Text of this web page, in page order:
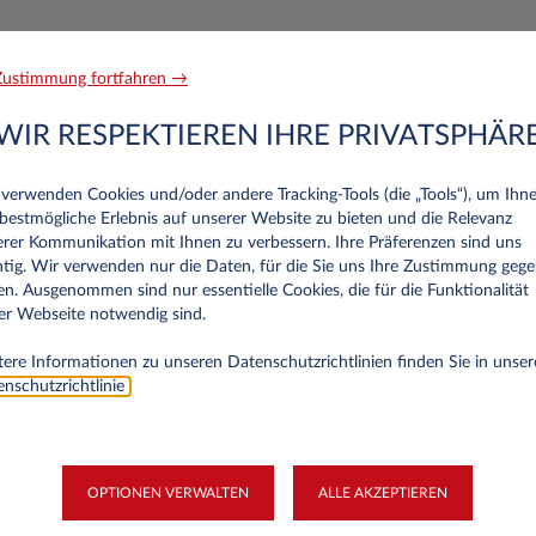
Deshalb respektieren wir den Datenschutz und informieren Sie über
Rechte.
beschreibt, welche personenbezogenen Daten Leasys bei der Nutzung
Personenbezogene Daten sind alle Informationen über persönliche
natürlichen Person.
fortfahren →
RESPEKTIEREN IHRE
Cookies und/oder andere Tracking‑Tools (die „Tools“), um
Erlebnis auf unserer Website zu bieten und die Relevanz
Kommunikation mit Ihnen zu verbessern. Ihre Präferenzen sind uns
Wir verwenden nur die Daten, für die Sie uns Ihre Zustimmung
Ausgenommen sind nur essentielle Cookies, die für die Funktionalität
Webseite notwendig sind.
Informationen zu unseren Datenschutzrichtlinien finden Sie in
OPTIONEN VERWALTEN ALLE AKZEPTIEREN